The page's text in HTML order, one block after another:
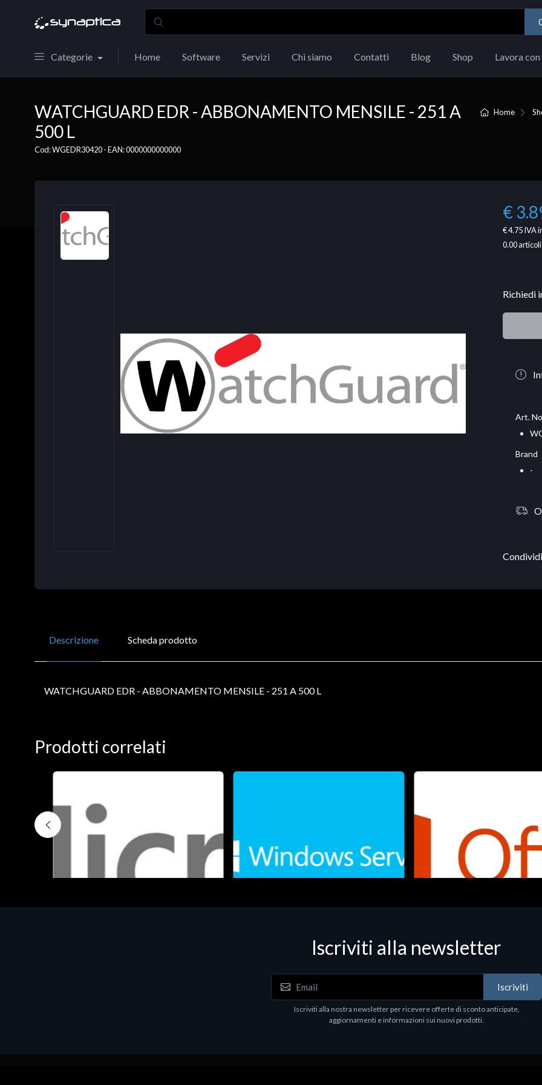
Categorie Home Software Servizi Chi siamo Contatti Blog Shop Lavora con
Home
WATCHGUARD EDR - ABBONAMENTO MENSILE - 251 A
500 L
Cod: WGEDR30420 - EAN: 0000000000000
€
€ 4.75IVA
0.00
Richiedi
Art.
Brand
-
Descrizione Scheda prodotto
WATCHGUARD EDR - ABBONAMENTO MENSILE - 251 A 500 L
Prodotti correlati
Software - Office Productivity Software - Office Productivity
Iscriviti alla newsletter
Iscriviti
Iscriviti alla nostra newsletter per ricevere offerte di sconto anticipate,
aggiornamenti e informazioni sui nuovi prodotti.